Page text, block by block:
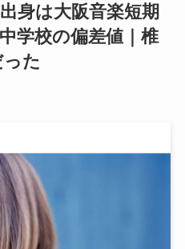
身は大阪音楽短期
学校の偏差値｜椎
た